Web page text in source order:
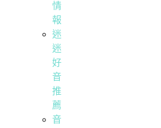
情
報
迷
迷
好
音
推
薦
音